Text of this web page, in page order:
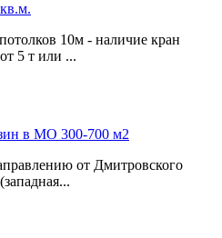
10м - наличие кран
5 т или ...
в МО 300-700 м2
от Дмитровского